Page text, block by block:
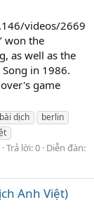
videos/2669
won the
as well as the
in 1986.
game
bài dịch
berlin
Trả lời: 0 Diễn đàn:
Anh Việt)